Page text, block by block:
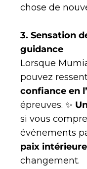
chose de
3. Sensation
guidance
Lorsque
pouvez
confiance en
épreuves. ✨
si vous
événements
paix intérieure
changement.